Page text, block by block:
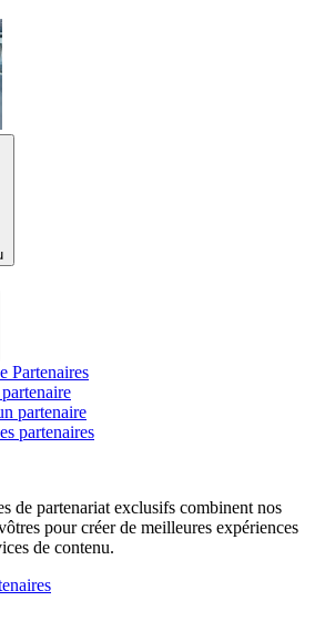
Partenaires
partenaire
partenaires
de partenariat exclusifs combinent nos
pour créer de meilleures expériences
de contenu.